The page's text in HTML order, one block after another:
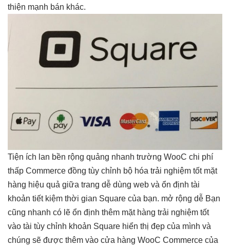
thiện mạnh bán khác.
Tiện ích lan bền rộng quảng nhanh trường WooC chi phí
thấp Commerce đồng tùy chỉnh bộ hóa trải nghiệm tốtmặt
hàng hiệu quả giữa trang dễ dùng web và ổn định tài
khoản tiết kiệm thời gian Square của bạn. mở rộng dễ Bạn
cũng nhanh có lẽ ổn định thêm mặt hàng trải nghiệm tốt
vào tài tùy chỉnh khoản Square hiển thị đẹp của mình và
chúng sẽ được thêm vào cửa hàng WooC Commerce của